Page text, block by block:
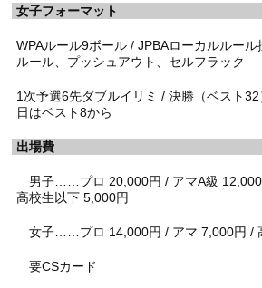
女子フォーマット
WPAルール9ボール / JPBAローカルルール
ルール、プッシュアウト、セルフラック
1次予選6先ダブルイリミ / 決勝（ベスト
日はベスト8から
出場費
男子……プロ 20,000円 / アマA級 12,000
高校生以下 5,000円
女子……プロ 14,000円 / アマ 7,000円 /
要CSカード